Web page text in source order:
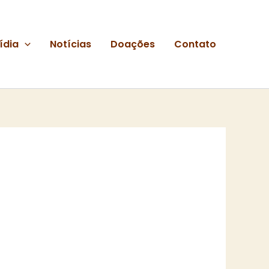
Notícias Doações Contato